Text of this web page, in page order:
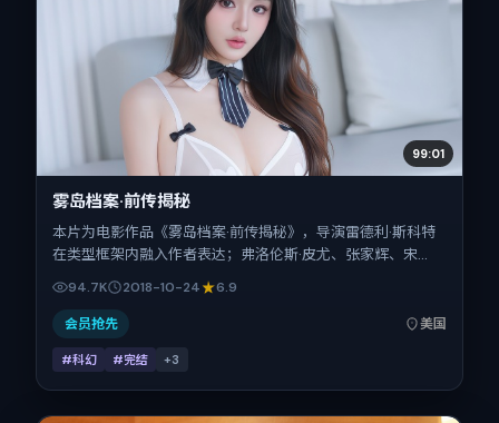
99:01
雾岛档案·前传揭秘
本片为电影作品《雾岛档案·前传揭秘》，导演雷德利·斯科特
在类型框架内融入作者表达；弗洛伦斯·皮尤、张家辉、宋
佳、刘青云在片中承担多重关系线。故事类型为科幻，主拍摄
地与出品背景为美国。上映时间 2018年10月24日（公映登记
日 2018-10-24），全片109分钟，节奏张弛有度。
94.7K 2018-10-24 6.9
会员抢先 美国
#科幻 #完结 +3